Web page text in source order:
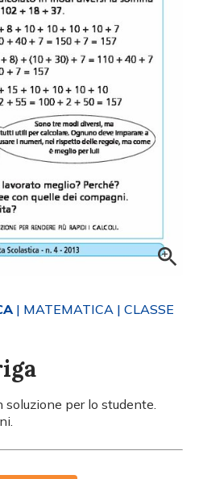
| MATEMATICA | CLASSE
per lo studente.